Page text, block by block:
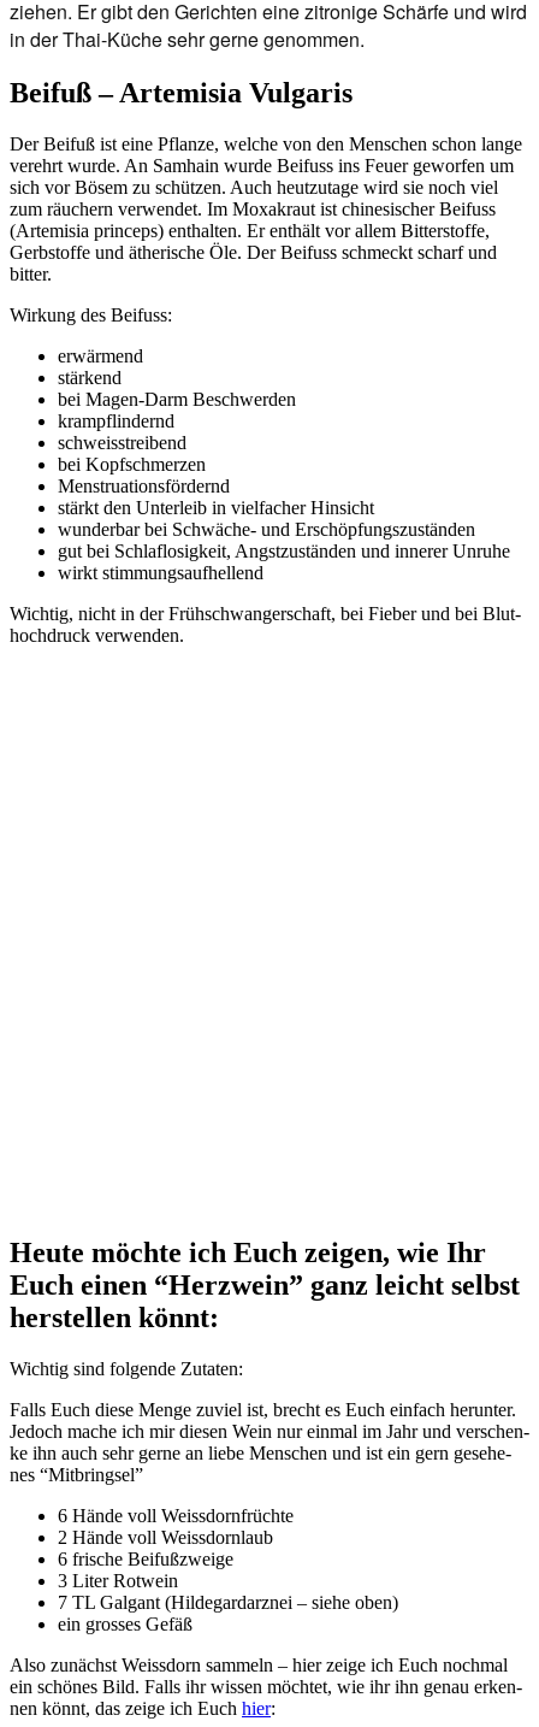
zie­hen. Er gibt den Gerich­ten eine zitro­ni­ge Schär­fe und wird
in der Thai-Küche sehr ger­ne genommen.
Beifuß – Artemisia Vulgaris
Der Bei­fuß ist eine Pflan­ze, wel­che von den Men­schen schon lan­ge
ver­ehrt wur­de. An Sam­hain wur­de Bei­fuss ins Feu­er gewor­fen um
sich vor Bösem zu schüt­zen. Auch heut­zu­ta­ge wird sie noch viel
zum räu­chern ver­wen­det. Im Moxa­kraut ist chi­ne­si­scher Bei­fuss
(Arte­mi­sia prin­ceps) ent­hal­ten. Er ent­hält vor allem Bit­ter­stof­fe,
Gerb­stof­fe und äthe­ri­sche Öle. Der Bei­fuss schmeckt scharf und
bitter.
Wir­kung des Beifuss:
erwär­mend
stär­kend
bei Magen-Darm Beschwerden
krampf­lin­dernd
schweiss­trei­bend
bei Kopf­schmer­zen
Mens­trua­ti­ons­för­dernd
stärkt den Unter­leib in viel­fa­cher Hinsicht
wun­der­bar bei Schwä­che- und Erschöpfungszuständen
gut bei Schlaf­lo­sig­keit, Angst­zu­stän­den und inne­rer Unruhe
wirkt stim­mungs­auf­hel­lend
Wich­tig, nicht in der Früh­schwan­ger­schaft, bei Fie­ber und bei Blut­
hoch­druck verwenden.
Heute möchte ich Euch zeigen, wie Ihr
Euch einen “Herzwein” ganz leicht selbst
herstellen könnt:
Wich­tig sind fol­gen­de Zutaten:
Falls Euch die­se Men­ge zuviel ist, brecht es Euch ein­fach her­un­ter.
Jedoch mache ich mir die­sen Wein nur ein­mal im Jahr und ver­schen­
ke ihn auch sehr ger­ne an lie­be Men­schen und ist ein gern gese­he­
nes “Mit­bring­sel”
6 Hän­de voll Weissdornfrüchte
2 Hän­de voll Weissdornlaub
6 fri­sche Beifußzweige
3 Liter Rotwein
7 TL Gal­gant (Hil­de­gard­arz­nei – sie­he oben)
ein gros­ses Gefäß
Also zunächst Weiss­dorn sam­meln – hier zei­ge ich Euch noch­mal
ein schö­nes Bild. Falls ihr wis­sen möch­tet, wie ihr ihn genau erken­
nen könnt, das zei­ge ich Euch hier: